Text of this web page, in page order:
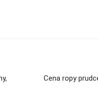
Cena ropy